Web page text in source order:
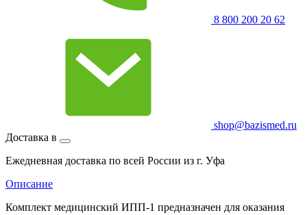
8 800 200 20 62
shop@bazismed.ru
Доставка в
Ежедневная доставка по всей России из г. Уфа
Описание
Комплект медицинский ИПП-1 предназначен для оказания